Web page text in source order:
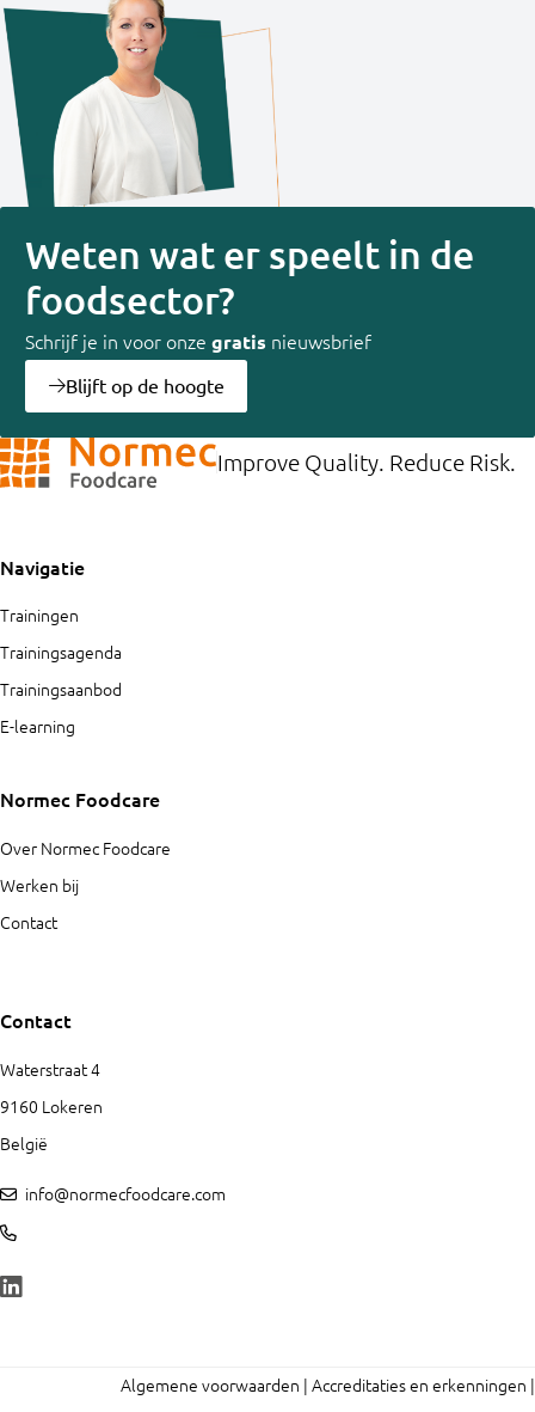
Weten wat er speelt in de
foodsector?
Schrijf je in voor onze gratis nieuwsbrief
Blijft op de hoogte
Improve Quality. Reduce Risk.
Navigatie
Trainingen
Trainingsagenda
Trainingsaanbod
E-learning
Normec Foodcare
Over Normec Foodcare
Werken bij
Contact
Contact
Waterstraat 4
9160 Lokeren
België
info@normecfoodcare.com
Algemene voorwaarden Accreditaties en erkenningen